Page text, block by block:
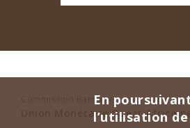
Commission Bancaire
Union Monétaire Ouest Africaine
En
l’utilisation